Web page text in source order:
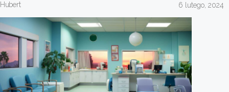
Hubert 6 lutego, 2024